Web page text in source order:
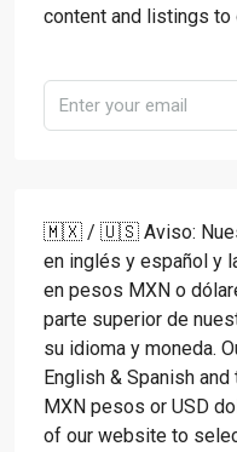
content and listings to
🇲🇽 / 🇺🇸 Aviso:
en inglés y español y
en pesos MXN o
parte superior de
su idioma y moneda.
English & Spanish
MXN pesos or USD
of our website to